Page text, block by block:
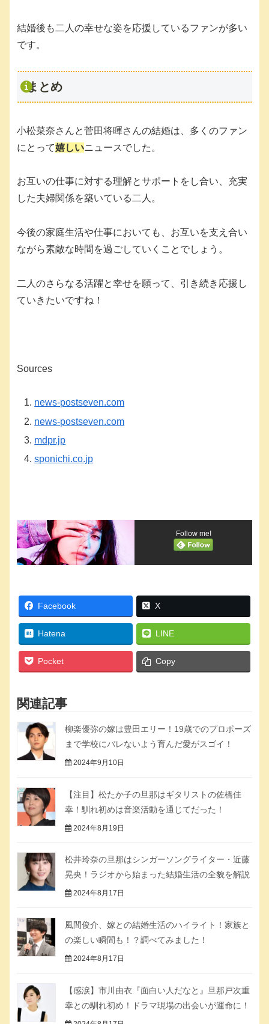
結婚後も二人の幸せな姿を応援しているファンが多い
です。
まとめ
小松菜奈さんと菅田将暉さんの結婚は、多くのファン
にとって嬉しいニュースでした。
お互いの仕事に対する理解とサポートをし合い、充実
した夫婦関係を築いている二人。
今後の家庭生活や仕事においても、お互いを支え合い
ながら素敵な時間を過ごしていくことでしょう。
二人のさらなる活躍と幸せを願って、引き続き応援し
ていきたいですね！
Sources
news-postseven.com
news-postseven.com
mdpr.jp
sponichi.co.jp
Follow me!
Facebook X
Hatena LINE
Pocket Copy
関連記事
柳楽優弥の嫁は豊田エリー！19歳でのプロポーズ
まで学校にバレないよう育んだ愛がスゴイ！
2024年9月10日
【注目】松たか子の旦那はギタリストの佐橋佳
幸！馴れ初めは音楽活動を通じてだった！
2024年8月19日
松井玲奈の旦那はシンガーソングライター・近藤
晃央！ラジオから始まった結婚生活の全貌を解説
2024年8月17日
風間俊介、嫁との結婚生活のハイライト！家族と
の楽しい瞬間も！？調べてみました！
2024年8月17日
【感涙】市川由衣『面白い人だなと』旦那戸次重
幸との馴れ初め！ドラマ現場の出会いが運命に！